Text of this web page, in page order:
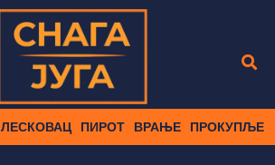
ЛЕСКОВАЦ ПИРОТ ВРАЊЕ ПРОКУПЉЕ